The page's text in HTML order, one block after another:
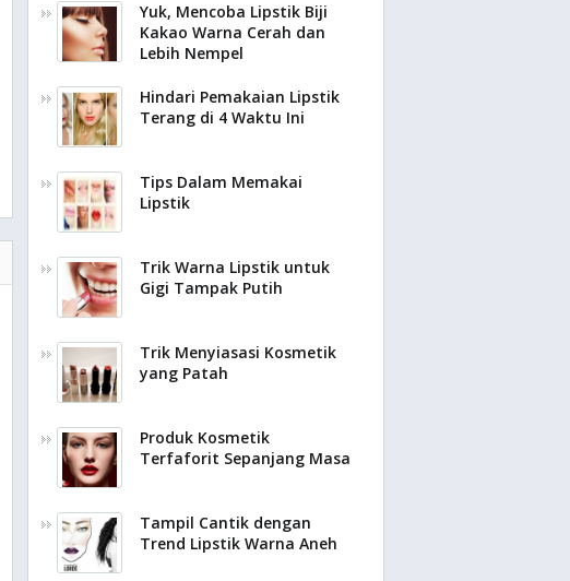
Yuk, Mencoba Lipstik Biji
Kakao Warna Cerah dan
Lebih Nempel
Hindari Pemakaian Lipstik
Terang di 4 Waktu Ini
Tips Dalam Memakai
Lipstik
Trik Warna Lipstik untuk
Gigi Tampak Putih
Trik Menyiasasi Kosmetik
yang Patah
Produk Kosmetik
Terfaforit Sepanjang Masa
Tampil Cantik dengan
Trend Lipstik Warna Aneh